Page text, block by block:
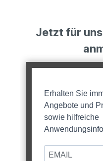
Jetzt für
Erhalten Sie
Angebote und
sowie hilfreiche